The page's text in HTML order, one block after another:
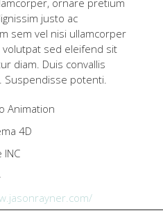
justo ac
sem vel nisi ullamcorper
volutpat sed eleifend sit
diam. Duis convallis
potenti.
Animation
4D
INC